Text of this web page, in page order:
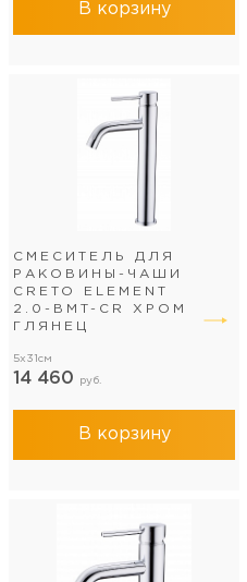
В корзину
СМЕСИТЕЛЬ ДЛЯ
РАКОВИНЫ-ЧАШИ
CRETO ELEMENT
2.0-BMT-CR ХРОМ
ГЛЯНЕЦ
5x31см
14 460 руб.
В корзину